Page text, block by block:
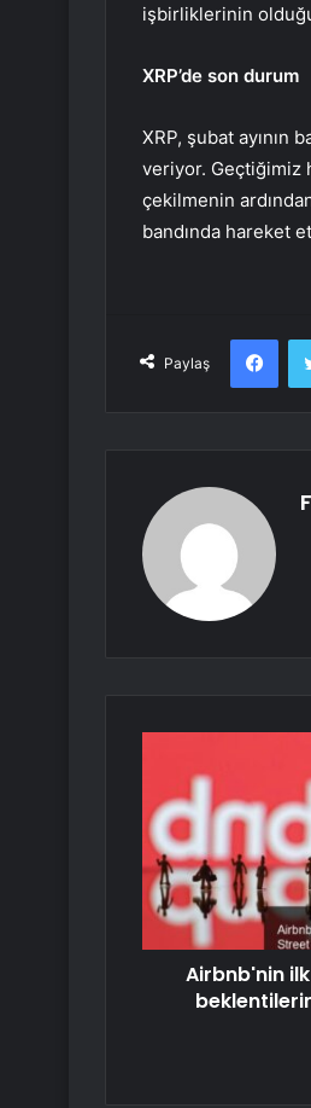
işbirliklerinin
XRP’de son durum
XRP, şubat
veriyor. Geçtiğimiz
çekilmenin
bandında hareket
Paylaş
Airbnb'nin